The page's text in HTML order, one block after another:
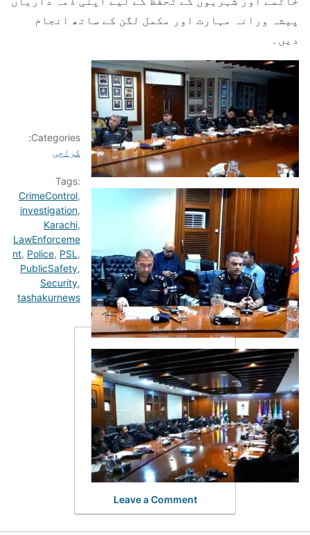
پیشہ ورانہ مہارت اور مکمل لگن کے ساتھ انجام
دیں۔
Categories:
کراچی
Tags:
CrimeControl,
investigation,
Karachi,
LawEnforceme
nt, Police, PSL ,
PublicSafety,
Security,
tashakurnews
Leave a Comment